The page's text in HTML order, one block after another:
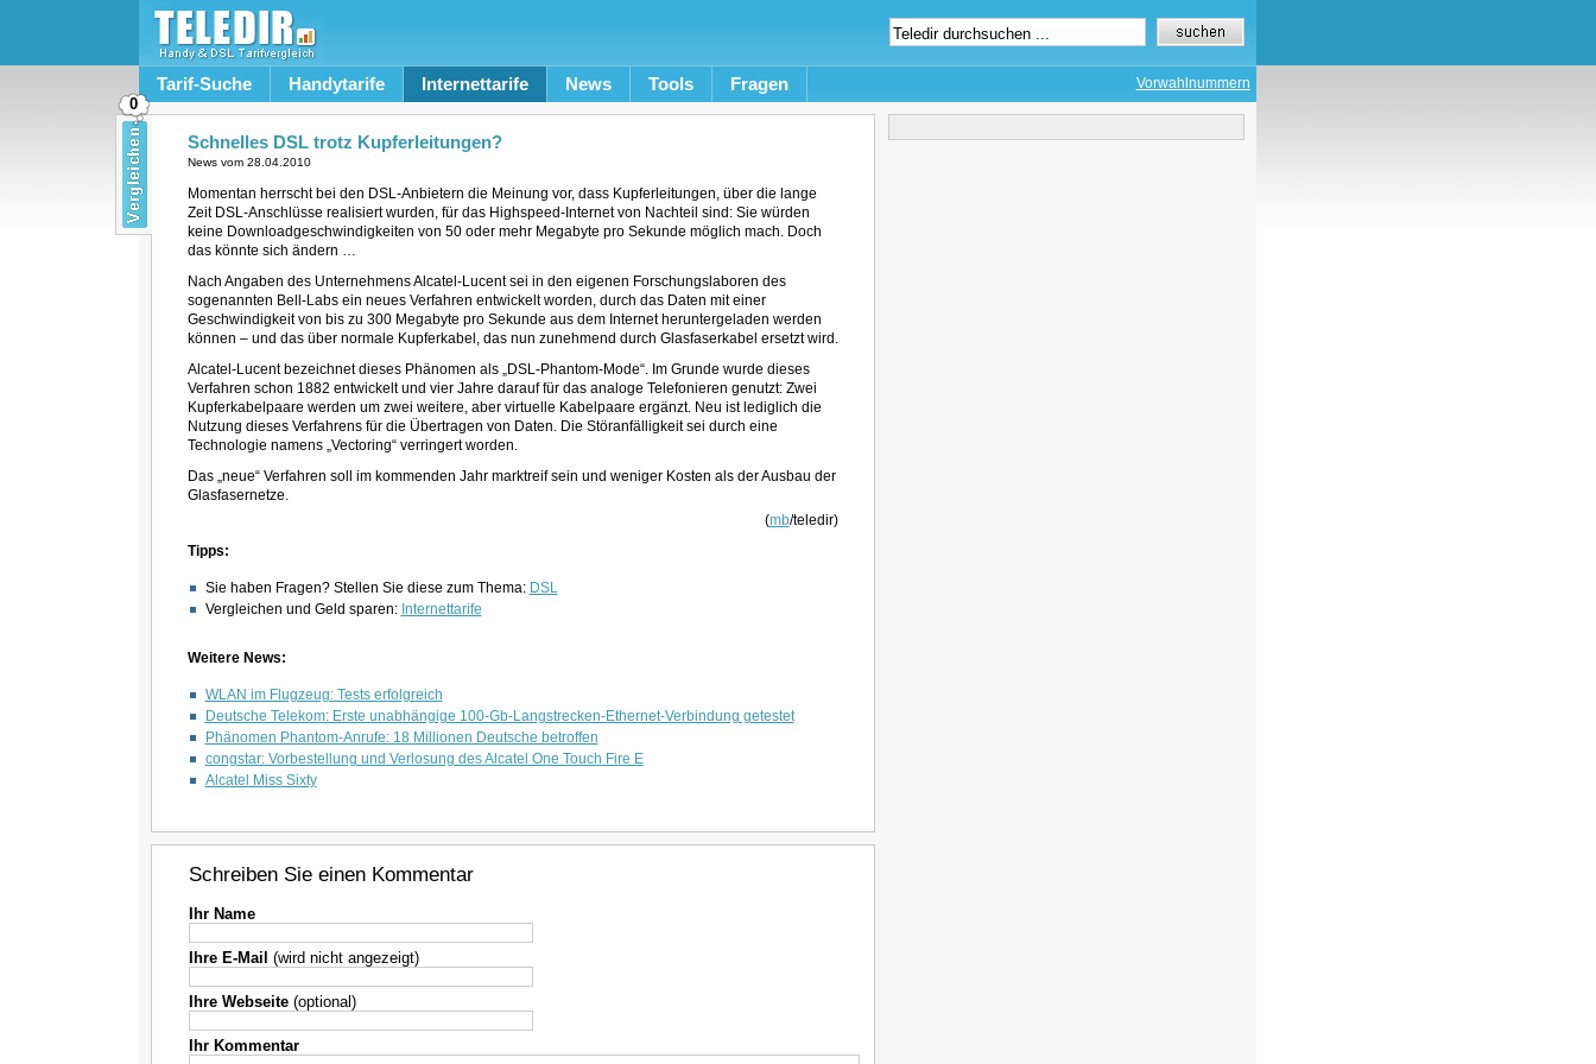
Tarif-Suche Handytarife Internettarife News Tools Fragen Vorwahlnummern
Schnelles DSL trotz Kupferleitungen?
News vom 28.04.2010
Momentan herrscht bei den DSL-Anbietern die Meinung vor, dass Kupferleitungen, über die lange
Zeit DSL-Anschlüsse realisiert wurden, für das Highspeed-Internet von Nachteil sind: Sie würden
keine Downloadgeschwindigkeiten von 50 oder mehr Megabyte pro Sekunde möglich mach. Doch
das könnte sich ändern …
Nach Angaben des Unternehmens Alcatel-Lucent sei in den eigenen Forschungslaboren des
sogenannten Bell-Labs ein neues Verfahren entwickelt worden, durch das Daten mit einer
Geschwindigkeit von bis zu 300 Megabyte pro Sekunde aus dem Internet heruntergeladen werden
können – und das über normale Kupferkabel, das nun zunehmend durch Glasfaserkabel ersetzt wird.
Alcatel-Lucent bezeichnet dieses Phänomen als „DSL-Phantom-Mode“. Im Grunde wurde dieses
Verfahren schon 1882 entwickelt und vier Jahre darauf für das analoge Telefonieren genutzt: Zwei
Kupferkabelpaare werden um zwei weitere, aber virtuelle Kabelpaare ergänzt. Neu ist lediglich die
Nutzung dieses Verfahrens für die Übertragen von Daten. Die Störanfälligkeit sei durch eine
Technologie namens „Vectoring“ verringert worden.
Das „neue“ Verfahren soll im kommenden Jahr marktreif sein und weniger Kosten als der Ausbau der
Glasfasernetze.
(mb/teledir)
Tipps:
Sie haben Fragen? Stellen Sie diese zum Thema: DSL
Vergleichen und Geld sparen: Internettarife
Weitere News:
WLAN im Flugzeug: Tests erfolgreich
Deutsche Telekom: Erste unabhängige 100-Gb-Langstrecken-Ethernet-Verbindung getestet
Phänomen Phantom-Anrufe: 18 Millionen Deutsche betroffen
congstar: Vorbestellung und Verlosung des Alcatel One Touch Fire E
Alcatel Miss Sixty
Schreiben Sie einen Kommentar
Ihr Name
Ihre E-Mail (wird nicht angezeigt)
Ihre Webseite(optional)
Ihr Kommentar
0